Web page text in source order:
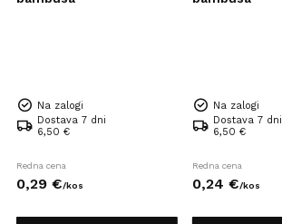
Na zalogi
Dostava 7 dni
6,50 €
Redna cena
0,29 €/kos
Na zalogi
Dostava 7 dni
6,50 €
Redna cena
0,24 €/kos